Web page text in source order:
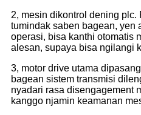
2, mesin dikontrol dening plc.
tumindak saben bagean, yen
operasi, bisa kanthi otomatis
alesan, supaya bisa ngilangi
3, motor drive utama
bagean sistem transmisi
nyadari rasa disengagement
kanggo njamin keamanan